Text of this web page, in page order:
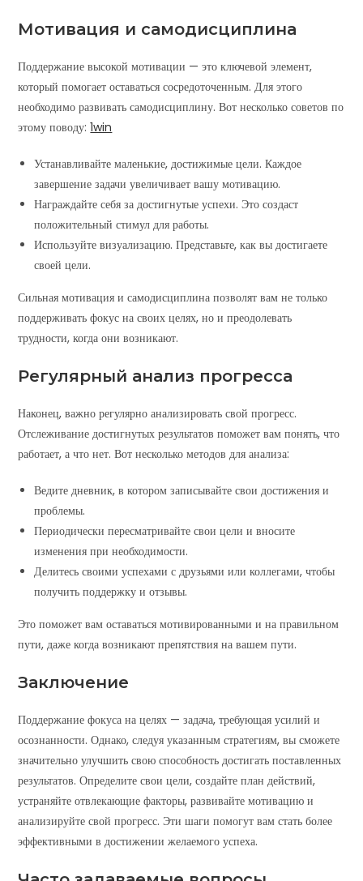
Мотивация и самодисциплина
Поддержание высокой мотивации — это ключевой элемент,
который помогает оставаться сосредоточенным. Для этого
необходимо развивать самодисциплину. Вот несколько советов по
этому поводу:1win
Устанавливайте маленькие, достижимые цели. Каждое
завершение задачи увеличивает вашу мотивацию.
Награждайте себя за достигнутые успехи. Это создаст
положительный стимул для работы.
Используйте визуализацию. Представьте, как вы достигаете
своей цели.
Сильная мотивация и самодисциплина позволят вам не только
поддерживать фокус на своих целях, но и преодолевать
трудности, когда они возникают.
Регулярный анализ прогресса
Наконец, важно регулярно анализировать свой прогресс.
Отслеживание достигнутых результатов поможет вам понять, что
работает, а что нет. Вот несколько методов для анализа:
Ведите дневник, в котором записывайте свои достижения и
проблемы.
Периодически пересматривайте свои цели и вносите
изменения при необходимости.
Делитесь своими успехами с друзьями или коллегами, чтобы
получить поддержку и отзывы.
Это поможет вам оставаться мотивированными и на правильном
пути, даже когда возникают препятствия на вашем пути.
Заключение
Поддержание фокуса на целях — задача, требующая усилий и
осознанности. Однако, следуя указанным стратегиям, вы сможете
значительно улучшить свою способность достигать поставленных
результатов. Определите свои цели, создайте план действий,
устраняйте отвлекающие факторы, развивайте мотивацию и
анализируйте свой прогресс. Эти шаги помогут вам стать более
эффективными в достижении желаемого успеха.